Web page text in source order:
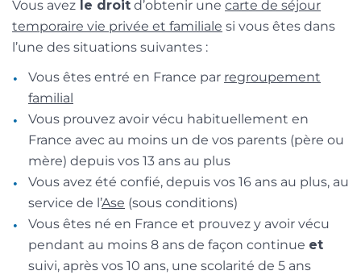
Vous avez le droit d’obtenir une carte de séjour
temporaire vie privée et familiale si vous êtes dans
l’une des situations suivantes :
Vous êtes entré en France par regroupement
familial
Vous prouvez avoir vécu habituellement en
France avec au moins un de vos parents (père ou
mère) depuis vos 13 ans au plus
Vous avez été confié, depuis vos 16 ans au plus, au
service de l’Ase (sous conditions)
Vous êtes né en France et prouvez y avoir vécu
pendant au moins 8 ans de façon continue et
suivi, après vos 10 ans, une scolarité de 5 ans